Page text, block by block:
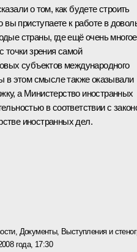
о том, как будете строить
вы приступаете к работе в
страны, где ещё очень многое
точки зрения самой
субъектов международного
в этом смысле также оказывали
а Министерство иностранных
в соответствии с
иностранных дел.
, Документы, Выступления и
года, 17:30